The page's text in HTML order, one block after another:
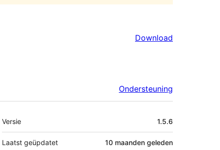
Download
Ondersteuning
Meta
Versie 1.5.6
Laatst geüpdatet 10 maanden geleden